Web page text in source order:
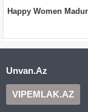
Unvan.Az
VIPEMLAK.AZ